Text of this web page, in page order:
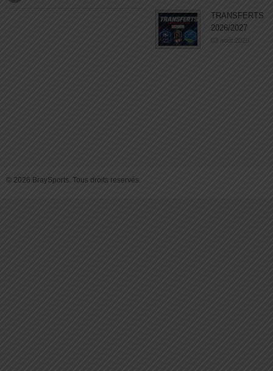
TRANSFERTS
2026/2027
03 août 2026
© 2026 BraySports. Tous droits reservés.